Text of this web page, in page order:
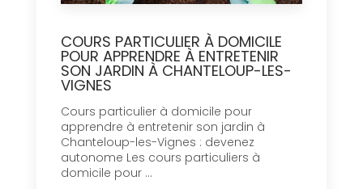
COURS PARTICULIER À DOMICILE
POUR APPRENDRE À ENTRETENIR
SON JARDIN À CHANTELOUP-LES-
VIGNES
Cours particulier à domicile pour
apprendre à entretenir son jardin à
Chanteloup-les-Vignes : devenez
autonome Les cours particuliers à
domicile pour ...